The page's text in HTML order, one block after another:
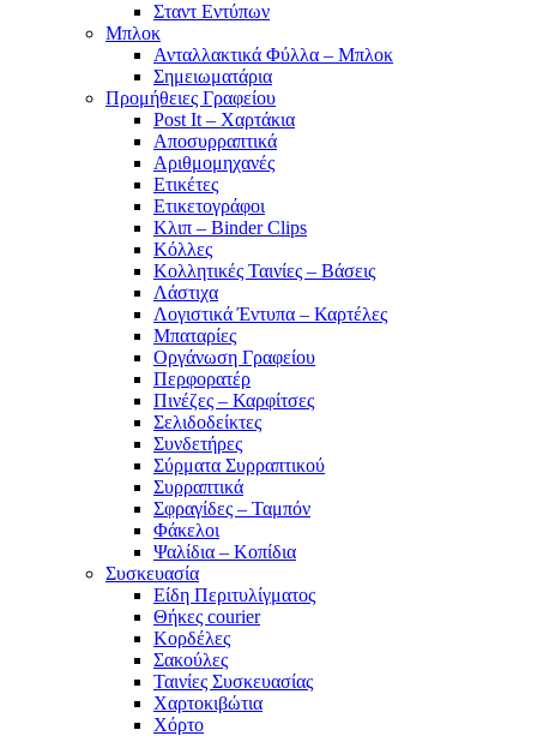
Σταντ Εντύπων
Μπλοκ
Ανταλλακτικά Φύλλα – Μπλοκ
Σημειωματάρια
Προμήθειες Γραφείου
Post It – Χαρτάκια
Αποσυρραπτικά
Αριθμομηχανές
Ετικέτες
Ετικετογράφοι
Κλιπ – Binder Clips
Κόλλες
Κολλητικές Ταινίες – Βάσεις
Λάστιχα
Λογιστικά Έντυπα – Καρτέλες
Μπαταρίες
Οργάνωση Γραφείου
Περφορατέρ
Πινέζες – Καρφίτσες
Σελιδοδείκτες
Συνδετήρες
Σύρματα Συρραπτικού
Συρραπτικά
Σφραγίδες – Ταμπόν
Φάκελοι
Ψαλίδια – Κοπίδια
Συσκευασία
Είδη Περιτυλίγματος
Θήκες courier
Κορδέλες
Σακούλες
Ταινίες Συσκευασίας
Χαρτοκιβώτια
Χόρτο